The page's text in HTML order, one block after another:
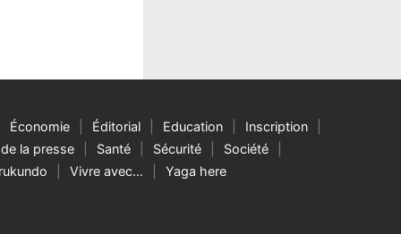
Économie Éditorial Education
Inscription
la presse Santé Sécurité
Société
Vivre avec… Yaga here